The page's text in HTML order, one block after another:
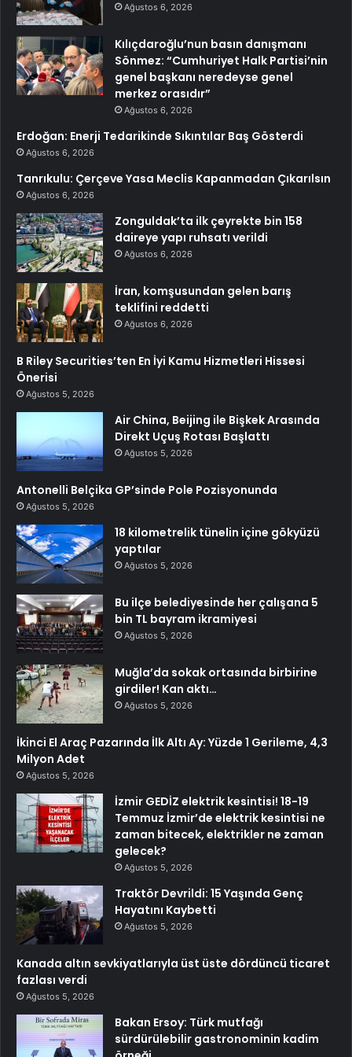
Ağustos 6, 2026
Kılıçdaroğlu’nun basın danışmanı
Sönmez: “Cumhuriyet Halk Partisi’nin
genel başkanı neredeyse genel
merkez orasıdır”
Ağustos 6, 2026
Erdoğan: Enerji Tedarikinde Sıkıntılar Baş Gösterdi
Ağustos 6, 2026
Tanrıkulu: Çerçeve Yasa Meclis Kapanmadan Çıkarılsın
Ağustos 6, 2026
Zonguldak’ta ilk çeyrekte bin 158
daireye yapı ruhsatı verildi
Ağustos 6, 2026
İran, komşusundan gelen barış
teklifini reddetti
Ağustos 6, 2026
B Riley Securities’ten En İyi Kamu Hizmetleri Hissesi
Önerisi
Ağustos 5, 2026
Air China, Beijing ile Bişkek Arasında
Direkt Uçuş Rotası Başlattı
Ağustos 5, 2026
Antonelli Belçika GP’sinde Pole Pozisyonunda
Ağustos 5, 2026
18 kilometrelik tünelin içine gökyüzü
yaptılar
Ağustos 5, 2026
Bu ilçe belediyesinde her çalışana 5
bin TL bayram ikramiyesi
Ağustos 5, 2026
Muğla’da sokak ortasında birbirine
girdiler! Kan aktı…
Ağustos 5, 2026
İkinci El Araç Pazarında İlk Altı Ay: Yüzde 1 Gerileme, 4,3
Milyon Adet
Ağustos 5, 2026
İzmir GEDİZ elektrik kesintisi! 18-19
Temmuz İzmir’de elektrik kesintisi ne
zaman bitecek, elektrikler ne zaman
gelecek?
Ağustos 5, 2026
Traktör Devrildi: 15 Yaşında Genç
Hayatını Kaybetti
Ağustos 5, 2026
Kanada altın sevkiyatlarıyla üst üste dördüncü ticaret
fazlası verdi
Ağustos 5, 2026
Bakan Ersoy: Türk mutfağı
sürdürülebilir gastronominin kadim